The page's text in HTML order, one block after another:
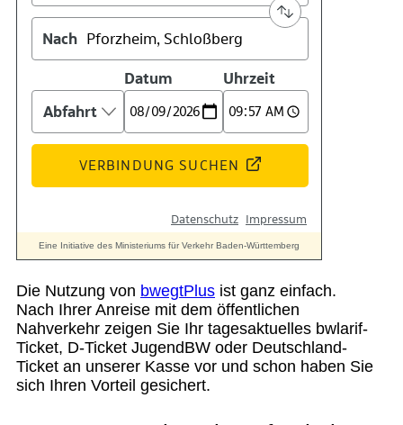
Verein
Suche
Menü Menü
Die Nutzung von bwegtPlus ist ganz einfach.
Nach Ihrer Anreise mit dem öffentlichen
Nahverkehr zeigen Sie Ihr tagesaktuelles bwlarif-
Ticket, D-Ticket JugendBW oder Deutschland-
Ticket an unserer Kasse vor und schon haben Sie
sich Ihren Vorteil gesichert.